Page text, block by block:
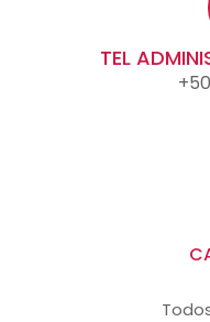
TEL